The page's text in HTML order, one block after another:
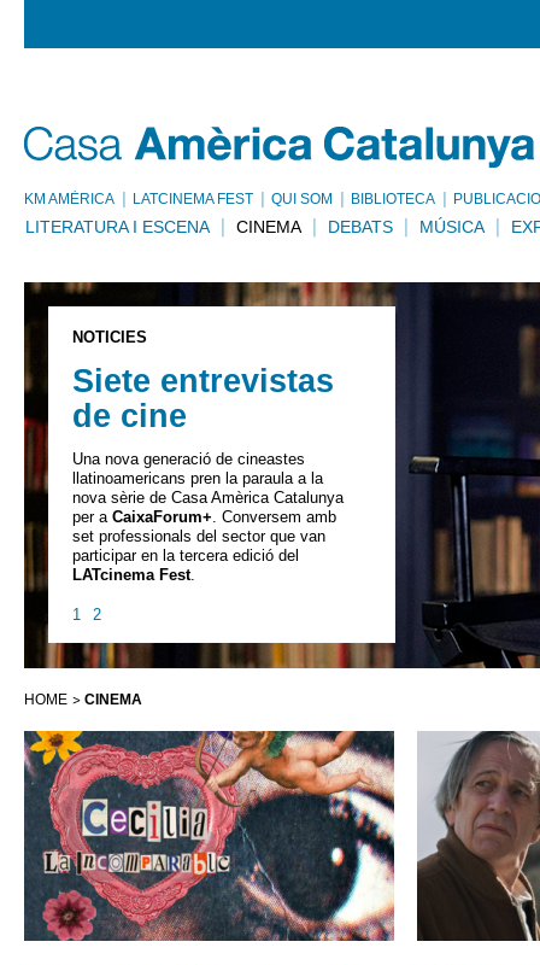
KM AMÈRICA LATCINEMA FEST QUI SOM BIBLIOTECA
LITERATURA I ESCENA CINEMA DEBATS MÚSICA
NOTÍCIES
Siete entrevistas
de cine
Una nova generació de cineastes
llatinoamericans pren la paraula a la
nova sèrie de Casa Amèrica Catalunya
per a CaixaForum+. Conversem amb
set professionals del sector que van
participar en la tercera edició del
LATcinema Fest.
1 2
HOME CINEMA